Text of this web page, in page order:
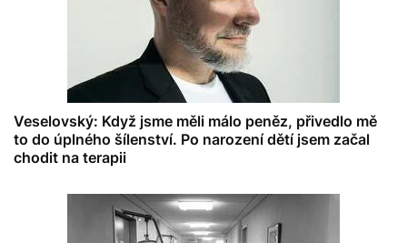
Veselovský: Když jsme měli málo peněz, přivedlo mě
to do úplného šílenství. Po narození dětí jsem začal
chodit na terapii